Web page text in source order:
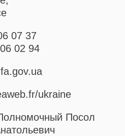
07 37
02 94
ukraine
Посол